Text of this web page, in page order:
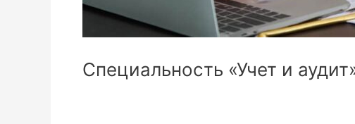
Специальность «Учет и